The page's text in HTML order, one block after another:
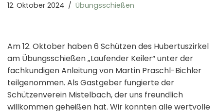
12. Oktober 2024 Übungsschießen
Am 12. Oktober haben 6 Schützen des Hubertuszirkel
am Übungsschießen „Laufender Keiler“ unter der
fachkundigen Anleitung von Martin Praschl-Bichler
teilgenommen. Als Gastgeber fungierte der
Schützenverein Mistelbach, der uns freundlich
willkommen geheißen hat. Wir konnten alle wertvolle